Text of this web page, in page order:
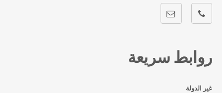
روابط سريعة
غير الدولة